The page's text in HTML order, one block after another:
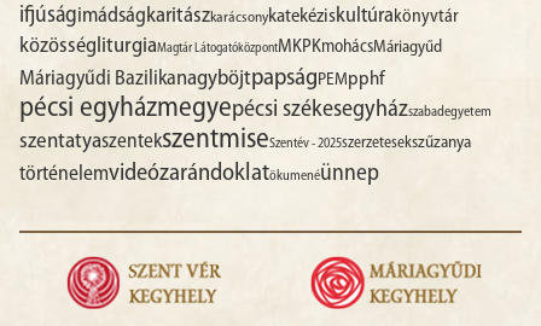
ifjúságimádságkaritászkarácsonykatekéziskultúra könyvtár
közösség liturgiaMagtár LátogatóközpontMKPKmohácsMáriagyűd
Máriagyűdi BazilikanagyböjtpapságPEMpphf
pécsi egyházmegyepécsi székesegyházszabadegyetem
szentatyaszentekszentmiseSzentév - 2025szerzetesekszűzanya
történelemvideózarándoklatökumenéünnep